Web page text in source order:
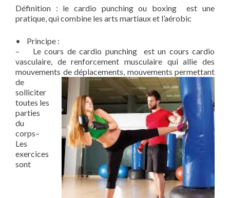
Définition : le cardio punching ou boxing est une
pratique, qui combine les arts martiaux et l’aérobic
• Principe :
– Le cours de cardio punching est un cours cardio
vasculaire, de renforcement musculaire qui allie des
mouvements de déplacements, mouvements permettant
de
solliciter
toutes les
parties
du
corps–
Les
exercices
sont